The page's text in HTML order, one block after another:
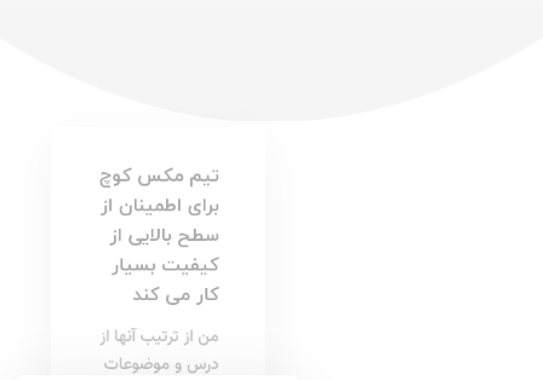
تیم مکس کوچ
برای اطمینان از
سطح بالایی از
کیفیت بسیار
کار می کند
من از ترتیب آنها از
درس و موضوعات